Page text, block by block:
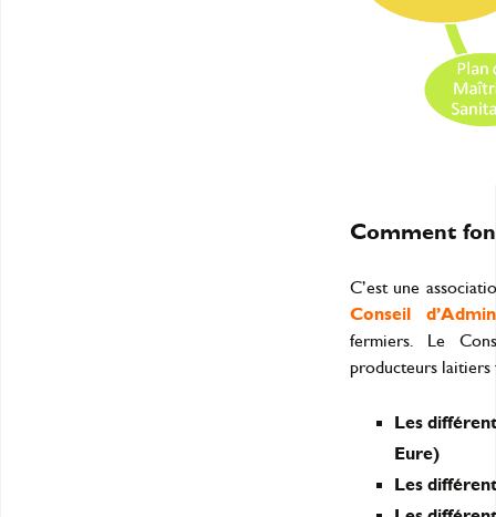
Comment
C’est une
Conseil
fermiers. Le
producteurs laitiers
Les
Eure)
Les